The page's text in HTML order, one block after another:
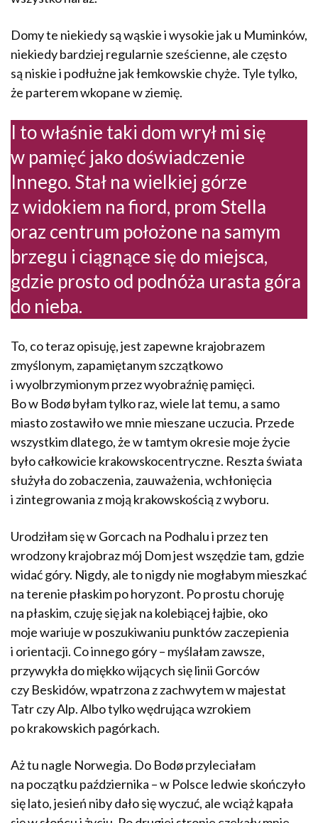
Domy te niekiedy są wąskie i wysokie jak u Muminków,
niekiedy bardziej regularnie sześcienne, ale często
są niskie i podłużne jak łemkowskie chyże. Tyle tylko,
że parterem wkopane w ziemię.
I to właśnie taki dom wrył mi się
w pamięć jako doświadczenie
Innego. Stał na wielkiej górze
z widokiem na fiord, prom Stella
oraz centrum położone na samym
brzegu i ciągnące się do miejsca,
gdzie prosto od podnóża urasta góra
do nieba.
To, co teraz opisuję, jest zapewne krajobrazem
zmyślonym, zapamiętanym szczątkowo
i wyolbrzymionym przez wyobraźnię pamięci.
Bo w Bodø byłam tylko raz, wiele lat temu, a samo
miasto zostawiło we mnie mieszane uczucia. Przede
wszystkim dlatego, że w tamtym okresie moje życie
było całkowicie krakowskocentryczne. Reszta świata
służyła do zobaczenia, zauważenia, wchłonięcia
i zintegrowania z moją krakowskością z wyboru.
Urodziłam się w Gorcach na Podhalu i przez ten
wrodzony krajobraz mój Dom jest wszędzie tam, gdzie
widać góry. Nigdy, ale to nigdy nie mogłabym mieszkać
na terenie płaskim po horyzont. Po prostu choruję
na płaskim, czuję się jak na kolebiącej łajbie, oko
moje wariuje w poszukiwaniu punktów zaczepienia
i orientacji. Co innego góry – myślałam zawsze,
przywykła do miękko wijących się linii Gorców
czy Beskidów, wpatrzona z zachwytem w majestat
Tatr czy Alp. Albo tylko wędrująca wzrokiem
po krakowskich pagórkach.
Aż tu nagle Norwegia. Do Bodø przyleciałam
na początku października – w Polsce ledwie skończyło
się lato, jesień niby dało się wyczuć, ale wciąż kąpała